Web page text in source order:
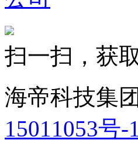
扫一扫，获
海帝科技集
15011053号-1